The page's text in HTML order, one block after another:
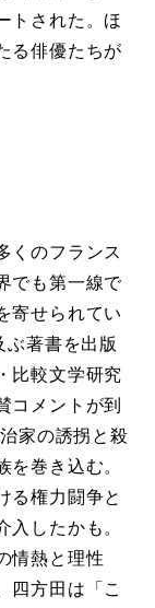
トされた。ほ
る俳優たちが
くのフランス
でも第一線で
寄せられてい
ぶ著書を出版
比較文学研究
コメントが到
家の誘拐と殺
を巻き込む。
る権力闘争と
入したかも。
情熱と理性
四方田は「こ